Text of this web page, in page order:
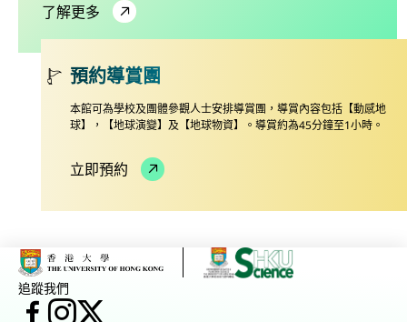
了解更多
預約導賞團
本館可為學校及團體參觀人士安排導賞團，導賞內容包括【動感地
球】，【地球演變】及【地球物資】。導賞約為45分鐘至1小時。
立即預約
追蹤我們